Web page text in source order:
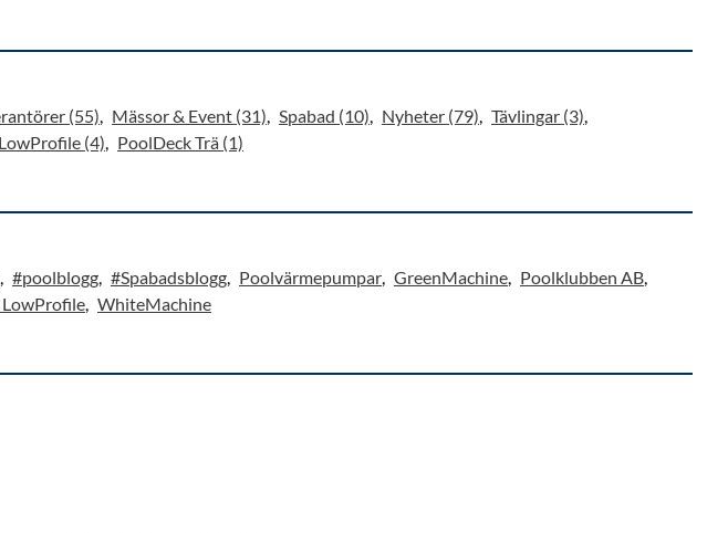
(55) Mässor & Event (31) Spabad (10) Nyheter (79)
Tävlingar (3)
(4) PoolDeck Trä (1)
#poolblogg #Spabadsblogg Poolvärmepumpar GreenMachine
Poolklubben AB
WhiteMachine